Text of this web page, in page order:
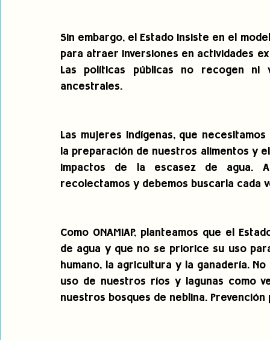
Sin embargo, el Estado insiste en el
para atraer inversiones en actividades
Las políticas públicas no recogen ni
ancestrales.
Las mujeres indígenas, que
la preparación de nuestros alimentos y
impactos de la escasez de agua.
recolectamos y debemos buscarla cada
Como ONAMIAP, planteamos que el
de agua y que no se priorice su uso
humano, la agricultura y la ganadería.
uso de nuestros ríos y lagunas como
nuestros bosques de neblina.